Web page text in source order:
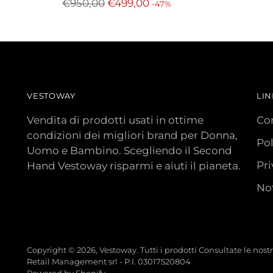
€950,00 €499,00 -47%
VESTOWAY
Vendita di prodotti usati in ottime
condizioni dei migliori brand per Donna,
Uomo e Bambino. Scegliendo il Second
Hand Vestoway risparmi e aiuti il pianeta.
Copyright © 2026,Vestoway. Tutti i prodotti Consultate le
Retail Management srl - P.I. 03017520804